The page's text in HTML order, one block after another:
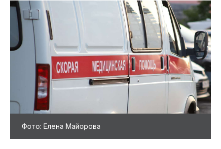
Фото: Елена Майорова